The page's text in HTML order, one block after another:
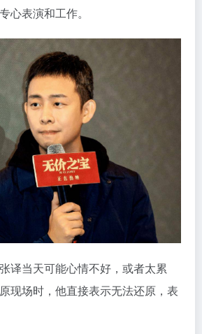
心表演和工作。
译当天可能心情不好，或者太累
现场时，他直接表示无法还原，表